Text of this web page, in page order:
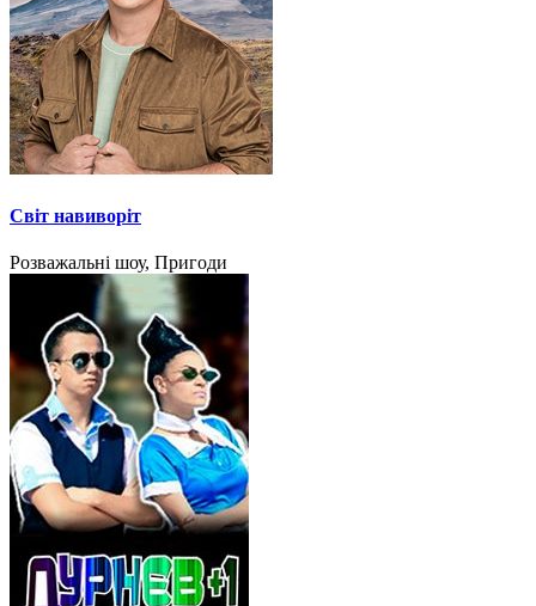
Світ навиворіт
Розважальні шоу, Пригоди